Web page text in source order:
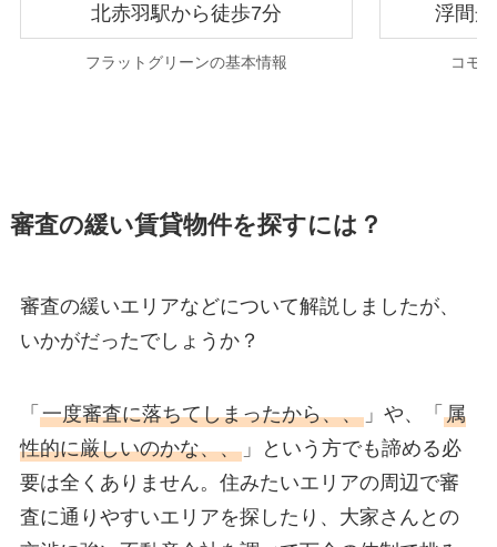
北赤羽駅から徒歩7分
フラットグリーンの基本情報
浮間
コモ
審査の緩い賃貸物件を探すには？
審査の緩いエリアなどについて解説しましたが、
いかがだったでしょうか？
「 一度審査に落ちてしまったから、、」や、「 属
性的に厳しいのかな、、」という方でも諦める必
要は全くありません。住みたいエリアの周辺で審
査に通りやすいエリアを探したり、大家さんとの